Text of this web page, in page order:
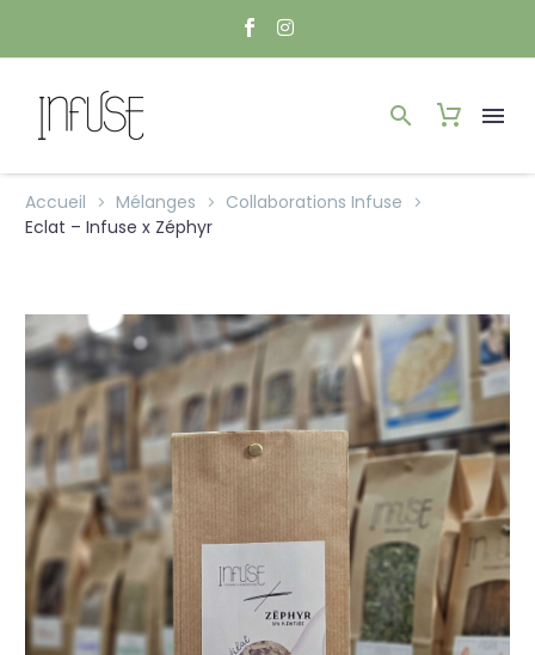
Accueil Mélanges
Collaborations Infuse
Eclat – Infuse x Zéphyr